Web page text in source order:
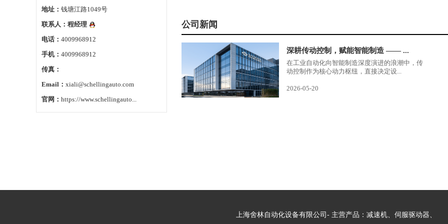
地址： 钱塘江路1049号
联系人： 程经理
电话： 4009968912
手机： 4009968912
传真：
Email： xiali@schellingauto.com
官网： https://www.schellingauto...
公司新闻
深耕传动控制，赋能智能制造 —— ...
在工业自动化向智能制造深度演进的浪潮中，传
动控制作为核心动力枢纽，直接决定设...
2026-05-20
上海舍林自动化设备有限公司- 主营产品：减速机、伺服驱动器、